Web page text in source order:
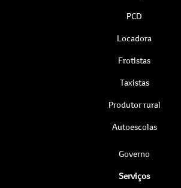
PCD
Locadora
Frotistas
Taxistas
Produtor rural
Autoescolas
Governo
Serviços